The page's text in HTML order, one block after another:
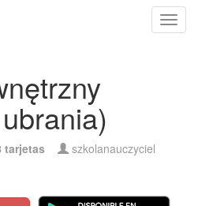
tarjetas szkolanauczyciel